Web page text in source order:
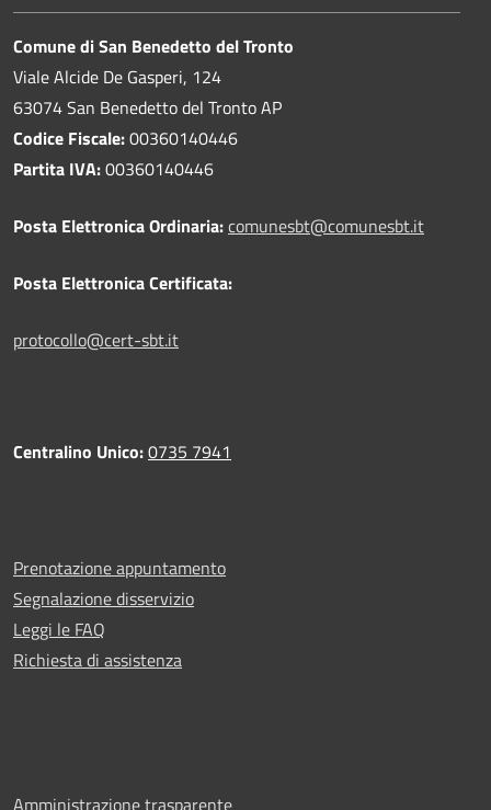
Comune di San Benedetto del Tronto
Viale Alcide De Gasperi, 124
63074 San Benedetto del Tronto AP
Codice Fiscale:00360140446
Partita IVA:00360140446
Posta Elettronica Ordinaria:comunesbt@comunesbt.it
Posta Elettronica Certificata:
protocollo@cert-sbt.it
Centralino Unico:0735 7941
Prenotazione appuntamento
Segnalazione disservizio
Leggi le FAQ
Richiesta di assistenza
Amministrazione trasparente